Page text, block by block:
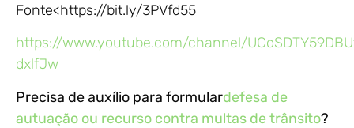
Fonte<https://bit.ly/3PVfd55
https://www.youtube.com/channel/
dxlfJw
Precisa de auxílio para formulardefesa de
autuação ou recurso contra multas de trânsito?